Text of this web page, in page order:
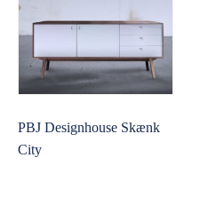
PBJ Designhouse Skænk
City